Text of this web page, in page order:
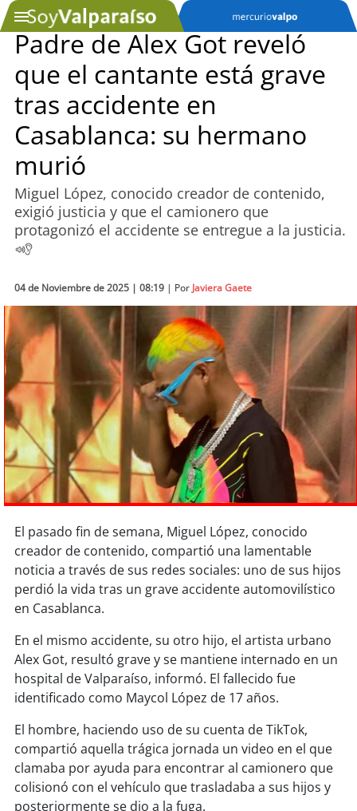
Podcast
Actualidad
Entretención
Deportes
Tecnología
Sostenibilidad
soychile
soy arica
soy iquique
calama
soy antofagasta
soycopiapó
soyvalparaíso
soyquillota
soy chillán
soysancarlos
Padre de Alex Got reveló
que el cantante está grave
tras accidente en
Casablanca: su hermano
murió
Miguel López, conocido creador de contenido,
exigió justicia y que el camionero que
protagonizó el accidente se entregue a la justicia.
04 de Noviembre de 2025 | 08:19 | Por Javiera Gaete
El pasado fin de semana, Miguel López, conocido
creador de contenido, compartió una lamentable
noticia a través de sus redes sociales: uno de sus hijos
perdió la vida tras un grave accidente automovilístico
en Casablanca.
En el mismo accidente, su otro hijo, el artista urbano
Alex Got, resultó grave y se mantiene internado en un
hospital de Valparaíso, informó. El fallecido fue
identificado como Maycol López de 17 años.
El hombre, haciendo uso de su cuenta de TikTok,
compartió aquella trágica jornada un video en el que
clamaba por ayuda para encontrar al camionero que
colisionó con el vehículo que trasladaba a sus hijos y
posteriormente se dio a la fuga.